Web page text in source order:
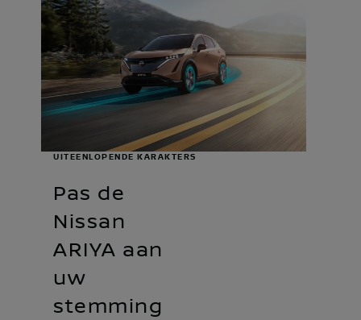
Pas de
Nissan
ARIYA aan
uw
stemming
UITEENLOPENDE KARAKTERS